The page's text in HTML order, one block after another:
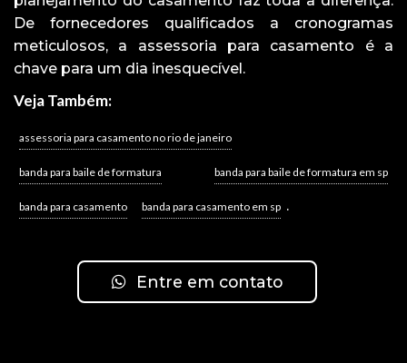
De fornecedores qualificados a cronogramas
meticulosos, a assessoria para casamento é a
chave para um dia inesquecível.
Veja Também:
assessoria para casamento no rio de janeiro
banda para baile de formatura banda para baile de formatura em sp
banda para casamento banda para casamento em sp .
Entre em contato